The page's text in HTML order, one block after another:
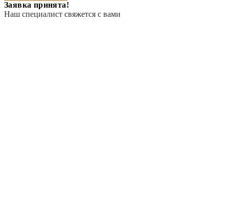
Заявка принята!
Наш специалист свяжется с вами